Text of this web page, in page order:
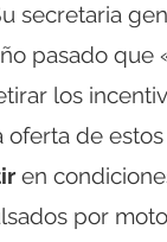
secretaria
pasado que
los
oferta de
en
por